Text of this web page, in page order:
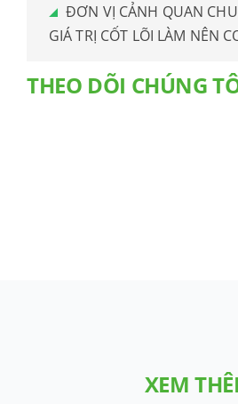
ĐƠN VỊ CẢNH QUAN
GIÁ TRỊ CỐT LÕI LÀM NÊN
THEO DÕI CHÚNG
XEM